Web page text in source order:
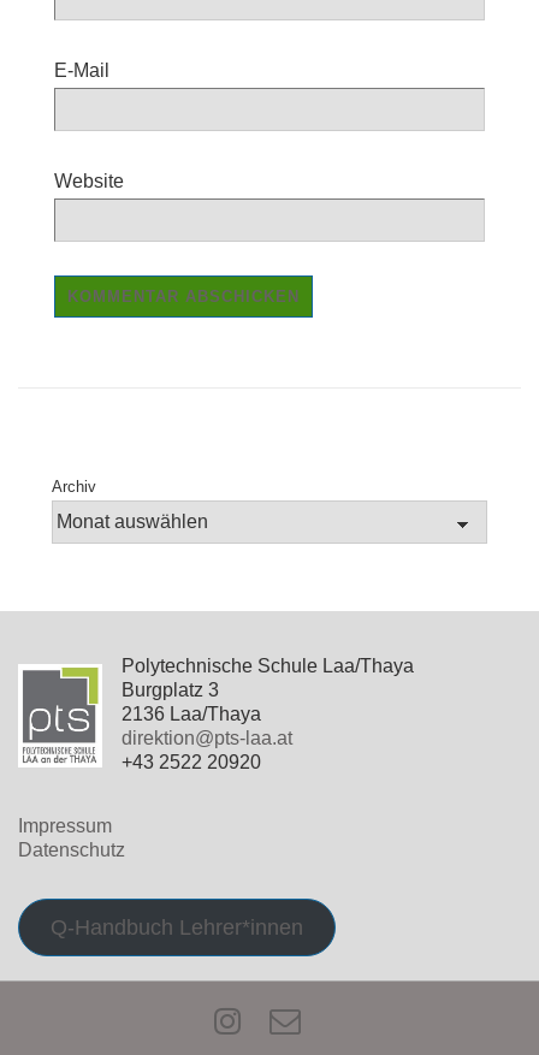
E-Mail
Website
Archiv
Polytechnische Schule Laa/Thaya
Burgplatz 3
2136 Laa/Thaya
direktion@pts-laa.at
+43 2522 20920
Impressum
Datenschutz
Q-Handbuch Lehrer*innen